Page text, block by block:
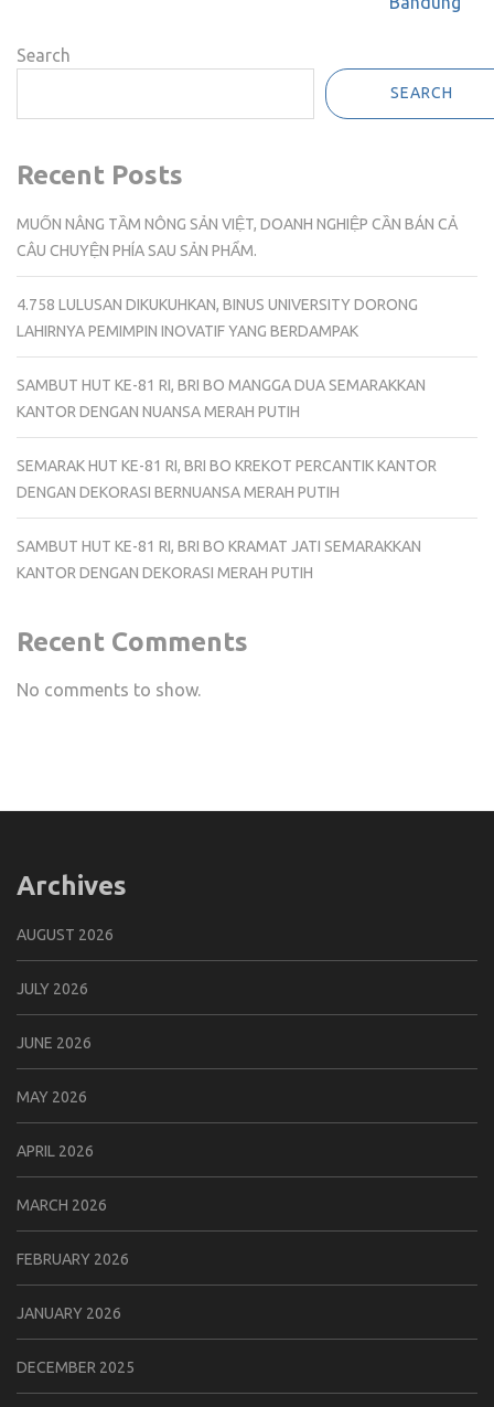
Search
SEARCH
Recent Posts
MUỐN NÂNG TẦM NÔNG SẢN VIỆT, DOANH NGHIỆP CẦN BÁN CẢ
CÂU CHUYỆN PHÍA SAU SẢN PHẨM.
4.758 LULUSAN DIKUKUHKAN, BINUS UNIVERSITY DORONG
LAHIRNYA PEMIMPIN INOVATIF YANG BERDAMPAK
SAMBUT HUT KE-81 RI, BRI BO MANGGA DUA SEMARAKKAN
KANTOR DENGAN NUANSA MERAH PUTIH
SEMARAK HUT KE-81 RI, BRI BO KREKOT PERCANTIK KANTOR
DENGAN DEKORASI BERNUANSA MERAH PUTIH
SAMBUT HUT KE-81 RI, BRI BO KRAMAT JATI SEMARAKKAN
KANTOR DENGAN DEKORASI MERAH PUTIH
Recent Comments
No comments to show.
Archives
AUGUST 2026
JULY 2026
JUNE 2026
MAY 2026
APRIL 2026
MARCH 2026
FEBRUARY 2026
JANUARY 2026
DECEMBER 2025